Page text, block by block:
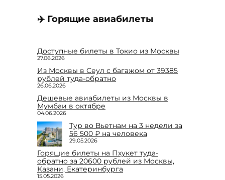
✈️ Горящие авиабилеты
Доступные билеты в Токио из Москвы
27.06.2026
Из Москвы в Сеул с багажом от 39385
рублей туда-обратно
26.06.2026
Дешевые авиабилеты из Москвы в
Мумбаи в октябре
04.06.2026
Тур во Вьетнам на 3 недели за
56 500 ₽ на человека
29.05.2026
Горящие билеты на Пхукет туда-
обратно за 20600 рублей из Москвы,
Казани, Екатеринбурга
15.05.2026